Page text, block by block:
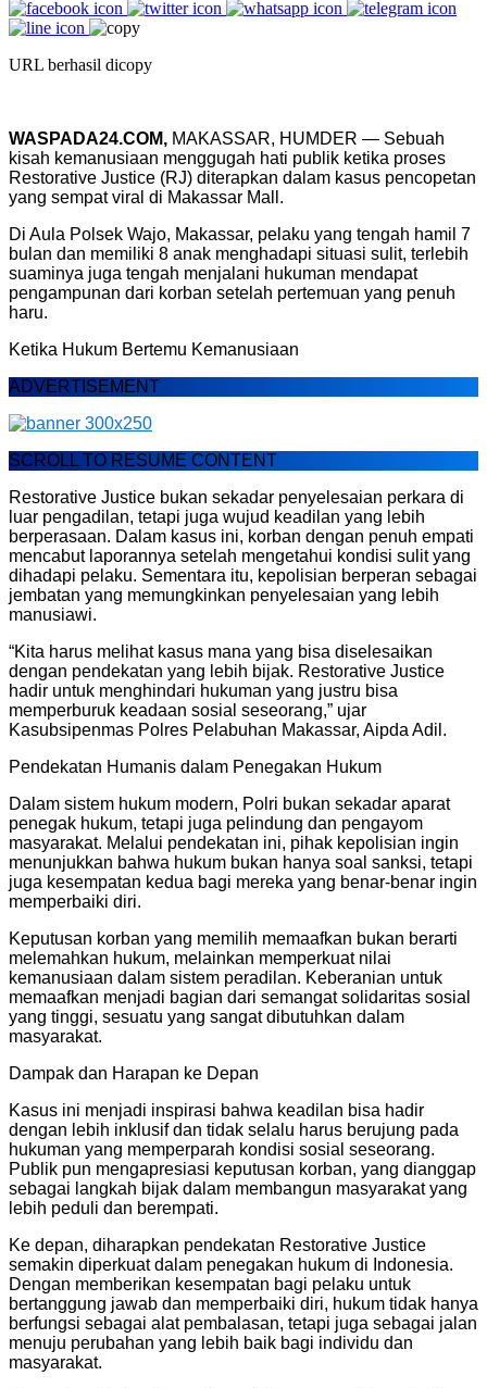
URL berhasil dicopy
WASPADA24.COM, MAKASSAR, HUMDER — Sebuah
kisah kemanusiaan menggugah hati publik ketika proses
Restorative Justice (RJ) diterapkan dalam kasus pencopetan
yang sempat viral di Makassar Mall.
Di Aula Polsek Wajo, Makassar, pelaku yang tengah hamil 7
bulan dan memiliki 8 anak menghadapi situasi sulit, terlebih
suaminya juga tengah menjalani hukuman mendapat
pengampunan dari korban setelah pertemuan yang penuh
haru.
Ketika Hukum Bertemu Kemanusiaan
ADVERTISEMENT
SCROLL TO RESUME CONTENT
Restorative Justice bukan sekadar penyelesaian perkara di
luar pengadilan, tetapi juga wujud keadilan yang lebih
berperasaan. Dalam kasus ini, korban dengan penuh empati
mencabut laporannya setelah mengetahui kondisi sulit yang
dihadapi pelaku. Sementara itu, kepolisian berperan sebagai
jembatan yang memungkinkan penyelesaian yang lebih
manusiawi.
“Kita harus melihat kasus mana yang bisa diselesaikan
dengan pendekatan yang lebih bijak. Restorative Justice
hadir untuk menghindari hukuman yang justru bisa
memperburuk keadaan sosial seseorang,” ujar
Kasubsipenmas Polres Pelabuhan Makassar, Aipda Adil.
Pendekatan Humanis dalam Penegakan Hukum
Dalam sistem hukum modern, Polri bukan sekadar aparat
penegak hukum, tetapi juga pelindung dan pengayom
masyarakat. Melalui pendekatan ini, pihak kepolisian ingin
menunjukkan bahwa hukum bukan hanya soal sanksi, tetapi
juga kesempatan kedua bagi mereka yang benar-benar ingin
memperbaiki diri.
Keputusan korban yang memilih memaafkan bukan berarti
melemahkan hukum, melainkan memperkuat nilai
kemanusiaan dalam sistem peradilan. Keberanian untuk
memaafkan menjadi bagian dari semangat solidaritas sosial
yang tinggi, sesuatu yang sangat dibutuhkan dalam
masyarakat.
Dampak dan Harapan ke Depan
Kasus ini menjadi inspirasi bahwa keadilan bisa hadir
dengan lebih inklusif dan tidak selalu harus berujung pada
hukuman yang memperparah kondisi sosial seseorang.
Publik pun mengapresiasi keputusan korban, yang dianggap
sebagai langkah bijak dalam membangun masyarakat yang
lebih peduli dan berempati.
Ke depan, diharapkan pendekatan Restorative Justice
semakin diperkuat dalam penegakan hukum di Indonesia.
Dengan memberikan kesempatan bagi pelaku untuk
bertanggung jawab dan memperbaiki diri, hukum tidak hanya
berfungsi sebagai alat pembalasan, tetapi juga sebagai jalan
menuju perubahan yang lebih baik bagi individu dan
masyarakat.